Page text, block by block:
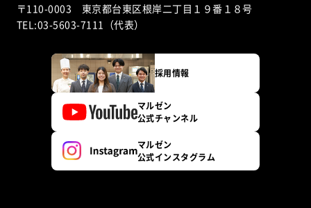
〒110-0003 東京都台東区根岸二丁目１９番１８号
TEL:03-5603-7111（代表）
採用情報
マルゼン
公式チャンネル
マルゼン
公式インスタグラム